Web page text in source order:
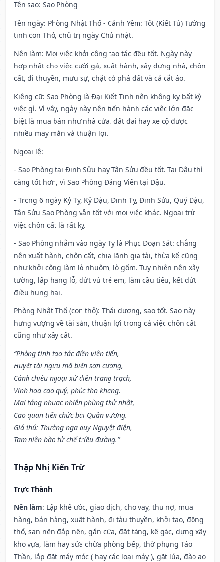
Tên sao: Sao Phòng
Tên ngày: Phòng Nhật Thố - Cảnh Yêm: Tốt (Kiết Tú) Tướng
tinh con Thỏ, chủ trị ngày Chủ nhật.
Nên làm: Mọi việc khởi công tạo tác đều tốt. Ngày này
hợp nhất cho việc cưới gả, xuất hành, xây dựng nhà, chôn
cất, đi thuyền, mưu sự, chặt cỏ phá đất và cả cắt áo.
Kiêng cữ: Sao Phòng là Đại Kiết Tinh nên không kỵ bất kỳ
việc gì. Vì vậy, ngày này nên tiến hành các việc lớn đặc
biệt là mua bán như nhà cửa, đất đai hay xe cộ được
nhiều may mắn và thuận lợi.
Ngoại lệ:
- Sao Phòng tại Đinh Sửu hay Tân Sửu đều tốt. Tại Dậu thì
càng tốt hơn, vì Sao Phòng Đăng Viên tại Dậu.
- Trong 6 ngày Kỷ Tỵ, Kỷ Dậu, Đinh Tỵ, Đinh Sửu, Quý Dậu,
Tân Sửu Sao Phòng vẫn tốt với mọi việc khác. Ngoại trừ
việc chôn cất là rất kỵ.
- Sao Phòng nhằm vào ngày Tỵ là Phục Đoạn Sát: chẳng
nên xuất hành, chôn cất, chia lãnh gia tài, thừa kế cũng
như khởi công làm lò nhuộm, lò gốm. Tuy nhiên nên xây
tường, lấp hang lỗ, dứt vú trẻ em, làm cầu tiêu, kết dứt
điều hung hại.
Phòng Nhật Thố (con thỏ): Thái dương, sao tốt. Sao này
hưng vượng về tài sản, thuận lợi trong cả việc chôn cất
cũng như xây cất.
“Phòng tinh tạo tác điền viên tiến,
Huyết tài ngưu mã biến sơn cương,
Cánh chiêu ngoại xứ điền trang trạch,
Vinh hoa cao quý, phúc thọ khang.
Mai táng nhược nhiên phùng thử nhật,
Cao quan tiến chức bái Quân vương.
Giá thú: Thường nga quy Nguyệt điện,
Tam niên bào tử chế triều đường.”
Thập Nhị Kiến Trừ
Trực Thành
Nên làm: Lập khế ước, giao dịch, cho vay, thu nợ, mua
hàng, bán hàng, xuất hành, đi tàu thuyền, khởi tạo, động
thổ, san nền đắp nền, gắn cửa, đặt táng, kê gác, dựng xây
kho vựa, làm hay sửa chữa phòng bếp, thờ phụng Táo
Thần, lắp đặt máy móc ( hay các loại máy ), gặt lúa, đào ao